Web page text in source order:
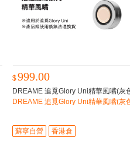
$999.00
DREAME 追覓Glory Uni精華風嘴(灰
DREAME 追覓Glory Uni精華風嘴(灰
蘇寧自營 香港倉